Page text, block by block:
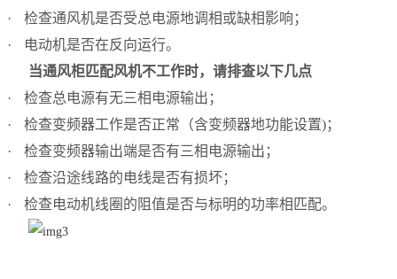
·
检查通风机是否受总电源地调相或缺相影响；
·
电动机是否在反向运行。
当通风柜匹配风机不工作时，请排查以下几点
·
检查总电源有无三相电源输出；
·
检查变频器工作是否正常（含变频器地功能设置)；
·
检查变频器输出端是否有三相电源输出；
·
检查沿途线路的电线是否有损坏；
·
检查电动机线圈的阻值是否与标明的功率相匹配。